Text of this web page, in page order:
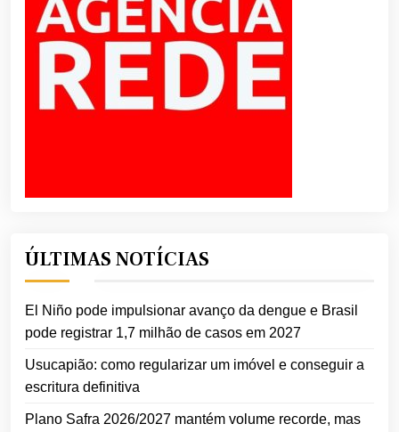
ÚLTIMAS NOTÍCIAS
El Niño pode impulsionar avanço da dengue e Brasil
pode registrar 1,7 milhão de casos em 2027
Usucapião: como regularizar um imóvel e conseguir a
escritura definitiva
Plano Safra 2026/2027 mantém volume recorde, mas